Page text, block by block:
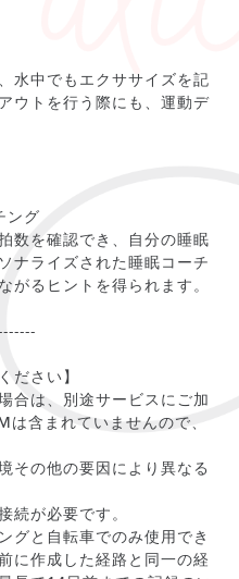
水中でもエクササイズを記
ウトを行う際にも、運動デ
ング
数を確認でき、自分の睡眠
ナライズされた睡眠コーチ
がるヒントを得られます。
ださい】
合は、別途サービスにご加
含まれていませんので、
その他の要因により異なる
続が必要です。
グと自転車でのみ使用でき
に作成した経路と同一の経